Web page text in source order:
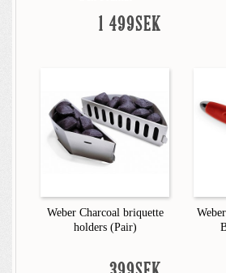
1 499SEK
Weber Charcoal briquette
holders (Pair)